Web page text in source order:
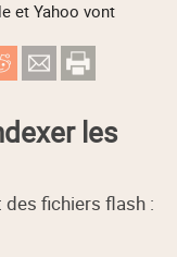
et Yahoo vont
les
fichiers flash :